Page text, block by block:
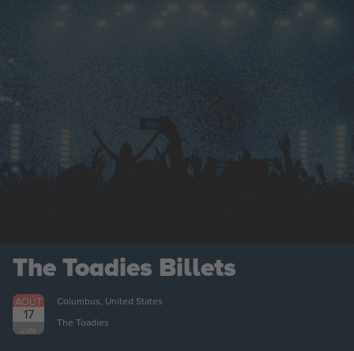
The Toadies Billets
AOÛT
17
LUN.
Columbus, United States
The Toadies